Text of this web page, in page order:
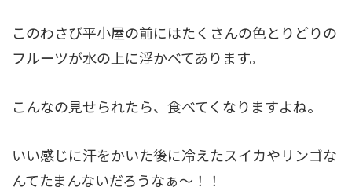
このわさび平小屋の前にはたくさんの色とりどりの
フルーツが水の上に浮かべてあります。
こんなの見せられたら、食べてくなりますよね。
いい感じに汗をかいた後に冷えたスイカやリンゴな
んてたまんないだろうなぁ〜！！